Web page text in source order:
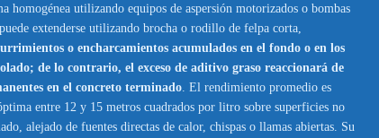
homogénea utilizando equipos de aspersión motorizados o bombas
extenderse utilizando brocha o rodillo de felpa corta,
o encharcamientos acumulados en el fondo o en los
de lo contrario, el exceso de aditivo graso reaccionará de
en el concreto terminado . El rendimiento promedio es
entre 12 y 15 metros cuadrados por litro sobre superficies no
alejado de fuentes directas de calor, chispas o llamas abiertas. Su